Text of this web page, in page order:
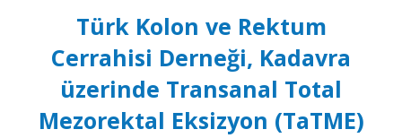
Türk Kolon ve Rektum
Cerrahisi Derneği, Kadavra
üzerinde Transanal Total
Mezorektal Eksizyon (TaTME)